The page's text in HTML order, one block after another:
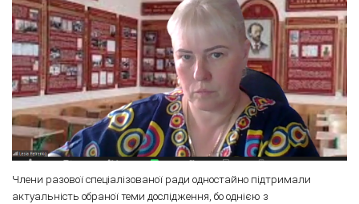
Члени разової спеціалізованої ради одностайно підтримали
актуальність обраної теми дослідження, бо однією з